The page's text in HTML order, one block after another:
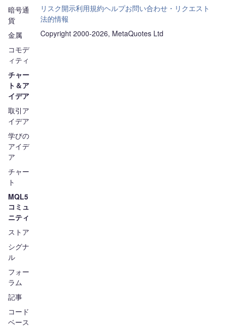
暗号通
貨
金属
コモデ
ィティ
チャー
ト＆ア
イデア
取引ア
イデア
学びの
アイデ
ア
チャー
ト
MQL5
コミュ
ニティ
ストア
シグナ
ル
フォー
ラム
記事
コード
ベース
リスク開示利用規約ヘルプお問い合わせ・リクエスト
法的情報
Copyright 2000-2026, MetaQuotes Ltd